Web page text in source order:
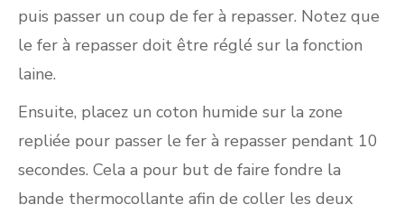
puis passer un coup de fer à repasser. Notez que
le fer à repasser doit être réglé sur la fonction
laine.
Ensuite, placez un coton humide sur la zone
repliée pour passer le fer à repasser pendant 10
secondes. Cela a pour but de faire fondre la
bande thermocollante afin de coller les deux